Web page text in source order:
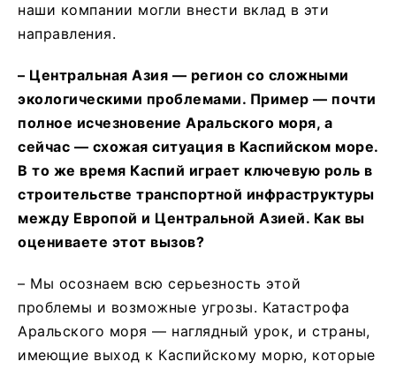
наши компании могли внести вклад в эти
направления.
– Центральная Азия — регион со сложными
экологическими проблемами. Пример — почти
полное исчезновение Аральского моря, а
сейчас — схожая ситуация в Каспийском море.
В то же время Каспий играет ключевую роль в
строительстве транспортной инфраструктуры
между Европой и Центральной Азией. Как вы
оцениваете этот вызов?
– Мы осознаем всю серьезность этой
проблемы и возможные угрозы. Катастрофа
Аральского моря — наглядный урок, и страны,
имеющие выход к Каспийскому морю, которые